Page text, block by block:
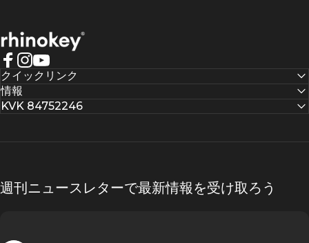
Rhinokey®
Facebook
Instagram
YouTube
クイックリンク
情報
KVK 84752246
週刊ニュースレターで最新情報を受け取ろう